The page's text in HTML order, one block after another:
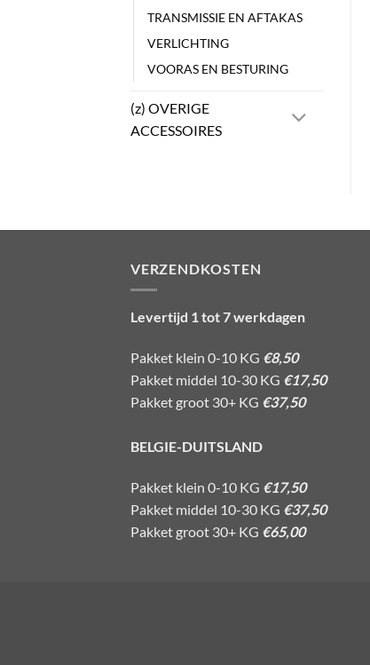
TRANSMISSIE EN AFTAKAS
VERLICHTING
VOORAS EN BESTURING
(z) OVERIGE
ACCESSOIRES
VERZENDKOSTEN
Levertijd 1 tot 7 werkdagen
Pakket klein 0-10 KG €8,50
Pakket middel 10-30 KG €17,50
Pakket groot 30+ KG €37,50
BELGIE-DUITSLAND
Pakket klein 0-10 KG €17,50
Pakket middel 10-30 KG €37,50
Pakket groot 30+ KG €65,00